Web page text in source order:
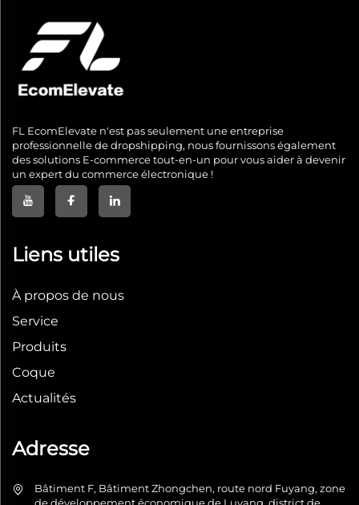
FL EcomElevate n'est pas seulement une entreprise
professionnelle de dropshipping, nous fournissons également
des solutions E-commerce tout-en-un pour vous aider à devenir
un expert du commerce électronique !
Liens utiles
À propos de nous
Service
Produits
Coque
Actualités
Adresse
Bâtiment F, Bâtiment Zhongchen, route nord Fuyang, zone
de développement économique de Luyang, district de